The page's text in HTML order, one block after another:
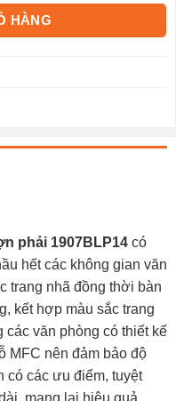
HÀNG
phải 1907BLP14 có
hết các không gian văn
trang nhã đồng thời bàn
kết hợp màu sắc trang
văn phòng có thiết kế
MFC nên đảm bảo độ
có các ưu điểm, tuyệt
mang lại hiệu quả